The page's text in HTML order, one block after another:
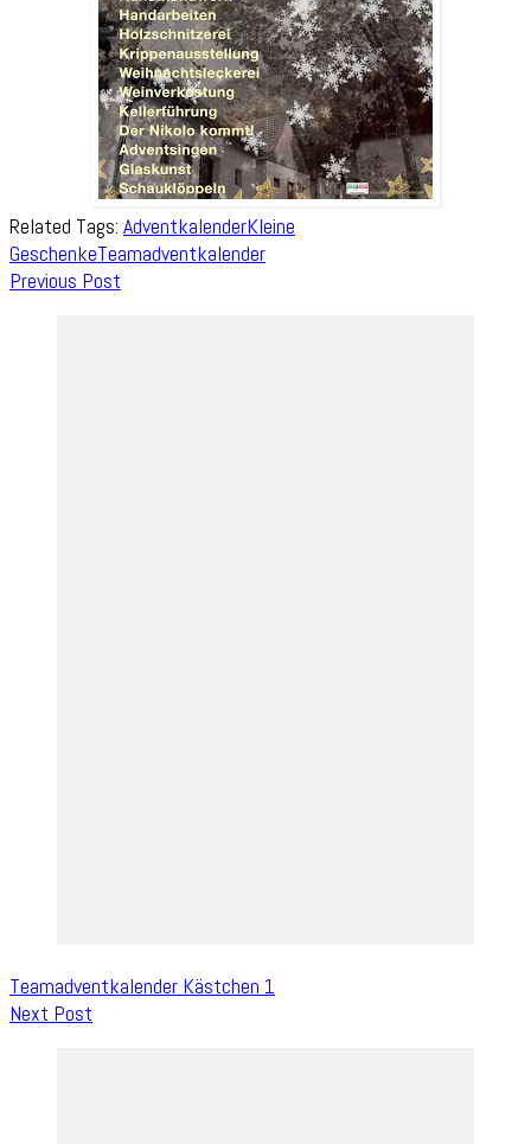
Related Tags: AdventkalenderKleine
GeschenkeTeamadventkalender
Post
Previous Post
Teamadventkalender Kästchen 1
Next Post